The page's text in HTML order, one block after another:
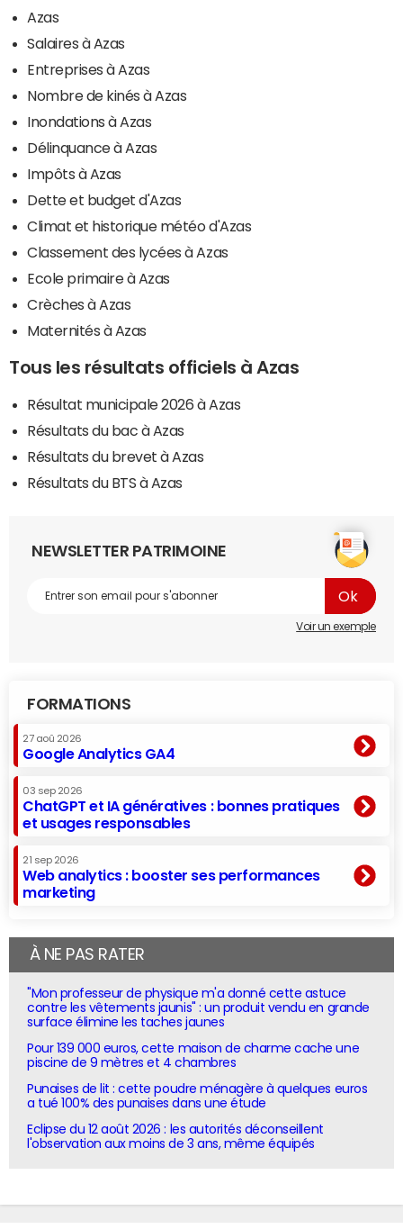
Azas
Salaires à Azas
Entreprises à Azas
Nombre de kinés à Azas
Inondations à Azas
Délinquance à Azas
Impôts à Azas
Dette et budget d'Azas
Climat et historique météo d'Azas
Classement des lycées à Azas
Ecole primaire à Azas
Crèches à Azas
Maternités à Azas
Tous les résultats officiels à Azas
Résultat municipale 2026 à Azas
Résultats du bac à Azas
Résultats du brevet à Azas
Résultats du BTS à Azas
NEWSLETTER PATRIMOINE
Voir un exemple
FORMATIONS
27 aoû 2026
Google Analytics GA4
03 sep 2026
ChatGPT et IA génératives : bonnes pratiques
et usages responsables
21 sep 2026
Web analytics : booster ses performances
marketing
À NE PAS RATER
"Mon professeur de physique m'a donné cette astuce
contre les vêtements jaunis" : un produit vendu en grande
surface élimine les taches jaunes
Pour 139 000 euros, cette maison de charme cache une
piscine de 9 mètres et 4 chambres
Punaises de lit : cette poudre ménagère à quelques euros
a tué 100% des punaises dans une étude
Eclipse du 12 août 2026 : les autorités déconseillent
l'observation aux moins de 3 ans, même équipés